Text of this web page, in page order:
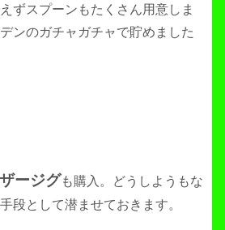
ずスプーンもたくさん用意しま
ンのガチャガチャで貯めました
ージグも購入。どうしようもな
段として潜ませておきます。